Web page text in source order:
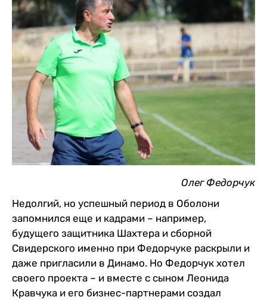
Олег Федорчук
Недолгий, но успешный период в Оболони
запомнился еще и кадрами – например,
будущего защитника Шахтера и сборной
Свидерского именно при Федорчуке раскрыли и
даже пригласили в Динамо. Но Федорчук хотел
своего проекта – и вместе с сыном Леонида
Кравчука и его бизнес-партнерами создал